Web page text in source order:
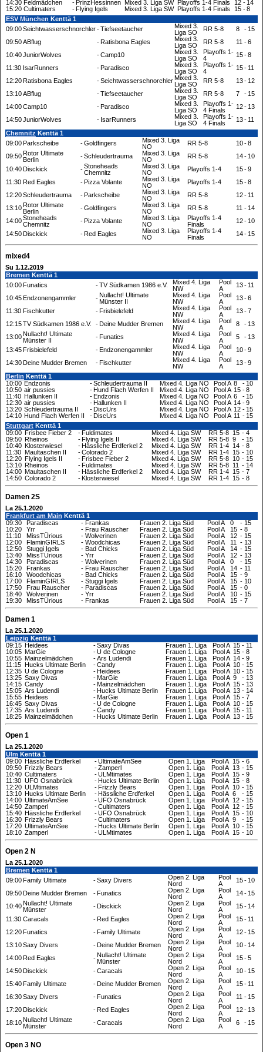
14:30 Feldmädchen - PrinzHessinnen Mixed 3. Liga SW Playoffs 1-4 Finals 12 - 14
15:20 Cultimaters -Flying Igels Mixed 3. Liga SW Playoffs 1-4 Finals 15 -8
ESV München Kenttä 1
09:00Seichtwasserschnorchler-Tiefseetaucher
Mixed 3.
Liga SO
RR 5-8 8 - 15
09:50ABflug -Ratisbona Eagles
Mixed 3.
Liga SO
RR 5-8 11 -6
10:40JuniorWolves -Camp10
Mixed 3.
Liga SO
Playoffs 1-
4
15-8
11:30 IsarRunners -Paradisco
Mixed 3.
Liga SO
Playoffs 1-
4
15- 11
12:20Ratisbona Eagles -SeichtwasserschnorchlerMixed 3.
Liga SO
RR 5-8 13- 12
13:10ABflug -Tiefseetaucher
Mixed 3.
Liga SO
RR 5-8 7 - 15
14:00Camp10 -Paradisco
Mixed 3.
Liga SO
Playoffs 1-
4 Finals
12- 13
14:50JuniorWolves - IsarRunners
Mixed 3.
Liga SO
Playoffs 1-
4 Finals
13- 11
Chemnitz Kenttä 1
09:00Parkscheibe -Goldfingers
Mixed 3. Liga
NO
RR 5-8 10-8
09:50Rotor Ultimate
Berlin
-Schleudertrauma
Mixed 3. Liga
NO
RR 5-8 14- 10
10:40Disckick -Stoneheads
Chemnitz
Mixed 3. Liga
NO
Playoffs 1-4 15-9
11:30 Red Eagles -Pizza Volante
Mixed 3. Liga
NO
Playoffs 1-4 15-8
12:20Schleudertrauma -Parkscheibe
Mixed 3. Liga
NO
RR 5-8 12- 11
13:10Rotor Ultimate
Berlin
-Goldfingers
Mixed 3. Liga
NO
RR 5-8 11 - 14
14:00Stoneheads
Chemnitz
-Pizza Volante
Mixed 3. Liga
NO
Playoffs 1-4
Finals
12- 10
14:50Disckick -Red Eagles
Mixed 3. Liga
NO
Playoffs 1-4
Finals
14- 15
mixed4
Su 1.12.2019
Bremen Kenttä 1
10:00Funatics -TV Südkamen 1986 e.V.
Mixed 4. Liga
NW
Pool
A
13- 11
10:45Endzonengammler -Nullacht! Ultimate
Münster II
Mixed 4. Liga
NW
Pool
A
13-6
11:30 Fischkutter -Frisbielefeld
Mixed 4. Liga
NW
Pool
A
13-7
12:15TV Südkamen 1986 e.V. -Deine Mudder Bremen
Mixed 4. Liga
NW
Pool
A
8 - 13
13:00Nullacht! Ultimate
Münster II
-Funatics
Mixed 4. Liga
NW
Pool
A
5 - 13
13:45Frisbielefeld -Endzonengammler
Mixed 4. Liga
NW
Pool
A
10-9
14:30Deine Mudder Bremen -Fischkutter
Mixed 4. Liga
NW
Pool
A
13-9
Berlin Kenttä 1
10:00 Endzonis -Schleudertrauma II Mixed 4. Liga NO Pool A 8 - 10
10:50 air pussies -Hund Flach Werfen II Mixed 4. Liga NO Pool A 15 -8
11:40 Hallunken II -Endzonis Mixed 4. Liga NO Pool A 6 - 15
12:30 air pussies -Hallunken II Mixed 4. Liga NO Pool A 14 -9
13:20 Schleudertrauma II -DiscUrs Mixed 4. Liga NO Pool A 12 - 15
14:10 Hund Flach Werfen II -DiscUrs Mixed 4. Liga NO Pool A 11 - 15
Stuttgart Kenttä 1
09:00 Frisbee Fieber 2 -Fuldimates Mixed 4. Liga SW RR 5-8 15 - 4
09:50 Rheinos -Flying Igels II Mixed 4. Liga SW RR 5-8 9 - 15
10:40 Klosterwiesel -Hässliche Erdferkel 2 Mixed 4. Liga SW RR 1-4 14 - 8
11:30 Maultaschen II -Colorado 2 Mixed 4. Liga SW RR 1-4 15 - 10
12:20 Flying Igels II -Frisbee Fieber 2 Mixed 4. Liga SW RR 5-8 10 - 15
13:10 Rheinos -Fuldimates Mixed 4. Liga SW RR 5-8 11 - 14
14:00 Maultaschen II -Hässliche Erdferkel 2 Mixed 4. Liga SW RR 1-4 15 - 7
14:50 Colorado 2 -Klosterwiesel Mixed 4. Liga SW RR 1-4 15 - 8
Damen 2S
La 25.1.2020
Frankfurt am Main Kenttä 1
09:30
Paradiscas - Frankas Frauen 2. Liga Süd Pool A 0 - 15
10:20
Yrr - Frau Rauscher Frauen 2. Liga Süd Pool A 15 - 8
11:10
MissTÜrious - Wolverinen Frauen 2. Liga Süd Pool A 12 - 15
12:00
FlaminGIRLS - Woodchicas Frauen 2. Liga Süd Pool A 11 - 13
12:50
Stuggi Igels - Bad Chicks Frauen 2. Liga Süd Pool A 14 - 15
13:40
MissTÜrious - Yrr Frauen 2. Liga Süd Pool A 12 - 13
14:30
Paradiscas - Wolverinen Frauen 2. Liga Süd Pool A 0 - 15
15:20
Frankas - Frau Rauscher Frauen 2. Liga Süd Pool A 14 - 11
16:10
Woodchicas - Bad Chicks Frauen 2. Liga Süd Pool A 15 - 9
17:00
FlaminGIRLS - Stuggi Igels Frauen 2. Liga Süd Pool A 15 - 10
17:50
Frau Rauscher - Paradiscas Frauen 2. Liga Süd Pool A 15 - 0
18:40
Wolverinen - Yrr Frauen 2. Liga Süd Pool A 10 - 15
19:30
MissTÜrious - Frankas Frauen 2. Liga Süd Pool A 15 - 7
Damen 1
La 25.1.2020
Leipzig Kenttä 1
09:15 Heidees -Saxy Divas Frauen 1. Liga Pool A 15 - 11
10:05 MarGie -U de Cologne Frauen 1. Liga Pool A 15 - 8
10:55 Mainzelmädchen -Ars Ludendi Frauen 1. Liga Pool A 14 - 9
11:15 Hucks Ultimate Berlin -Candy Frauen 1. Liga Pool A 10 - 15
12:35 U de Cologne -Heidees Frauen 1. Liga Pool A 10 - 15
13:25 Saxy Divas -MarGie Frauen 1. Liga Pool A 9 - 13
14:15 Candy -Mainzelmädchen Frauen 1. Liga Pool A 15 - 13
15:05 Ars Ludendi -Hucks Ultimate Berlin Frauen 1. Liga Pool A 13 - 14
15:55 Heidees -MarGie Frauen 1. Liga Pool A 15 - 7
16:45 Saxy Divas -U de Cologne Frauen 1. Liga Pool A 10 - 15
17:35 Ars Ludendi -Candy Frauen 1. Liga Pool A 15 - 11
18:25 Mainzelmädchen -Hucks Ultimate Berlin Frauen 1. Liga Pool A 13 - 15
Open 1
La 25.1.2020
Ulm Kenttä 1
09:00 Hässliche Erdferkel -UltimateAmSee Open 1. Liga Pool A 15 - 6
09:50 Frizzly Bears -Zamperl Open 1. Liga Pool A 13 - 15
10:40 Cultimaters -ULMtimates Open 1. Liga Pool A 15 - 9
11:30 UFO Osnabrück -Hucks Ultimate Berlin Open 1. Liga Pool A 15 - 8
12:20 ULMtimates -Frizzly Bears Open 1. Liga Pool A 10 - 15
13:10 Hucks Ultimate Berlin -Hässliche Erdferkel Open 1. Liga Pool A 6 - 15
14:00 UltimateAmSee -UFO Osnabrück Open 1. Liga Pool A 12 - 15
14:50 Zamperl -Cultimaters Open 1. Liga Pool A 12 - 15
15:40 Hässliche Erdferkel -UFO Osnabrück Open 1. Liga Pool A 15 - 10
16:30 Frizzly Bears -Cultimaters Open 1. Liga Pool A 9 - 15
17:20 UltimateAmSee -Hucks Ultimate Berlin Open 1. Liga Pool A 10 - 15
18:10 Zamperl -ULMtimates Open 1. Liga Pool A 15 - 10
Open 2 N
La 25.1.2020
Bremen Kenttä 1
09:00Family Ultimate -Saxy Divers
Open 2. Liga
Nord
Pool
A
15- 10
09:50Deine Mudder Bremen -Funatics
Open 2. Liga
Nord
Pool
A
14- 15
10:40Nullacht! Ultimate
Münster
-Disckick
Open 2. Liga
Nord
Pool
A
15- 14
11:30 Caracals -Red Eagles
Open 2. Liga
Nord
Pool
A
15- 11
12:20Funatics -Family Ultimate
Open 2. Liga
Nord
Pool
A
12- 15
13:10Saxy Divers -Deine Mudder Bremen
Open 2. Liga
Nord
Pool
A
10- 14
14:00Red Eagles -Nullacht! Ultimate
Münster
Open 2. Liga
Nord
Pool
A
15-5
14:50Disckick -Caracals
Open 2. Liga
Nord
Pool
A
10- 15
15:40Family Ultimate -Deine Mudder Bremen
Open 2. Liga
Nord
Pool
A
15- 11
16:30Saxy Divers -Funatics
Open 2. Liga
Nord
Pool
A
11 - 15
17:20Disckick -Red Eagles
Open 2. Liga
Nord
Pool
A
12- 13
18:10Nullacht! Ultimate
Münster
-Caracals
Open 2. Liga
Nord
Pool
A
6 - 15
Open 3 NO